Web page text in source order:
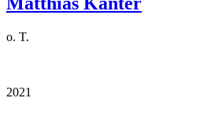
o. T.
2021